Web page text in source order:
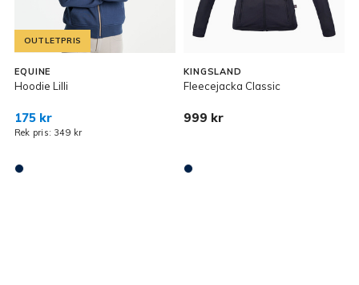
OUTLETPRIS
EQUINE
Hoodie Lilli
175 kr
Rek pris: 349 kr
KINGSLAND
Fleecejacka Classic
999 kr